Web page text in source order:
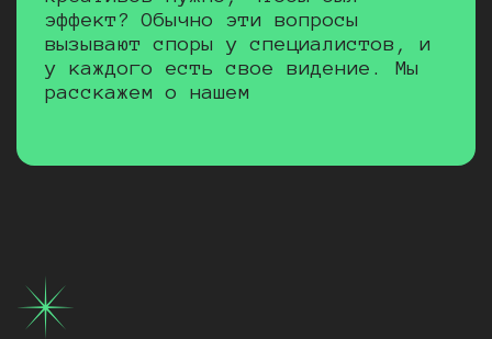
эффект? Обычно эти вопросы
вызывают споры у специалистов, и
у каждого есть свое видение. Мы
расскажем о нашем